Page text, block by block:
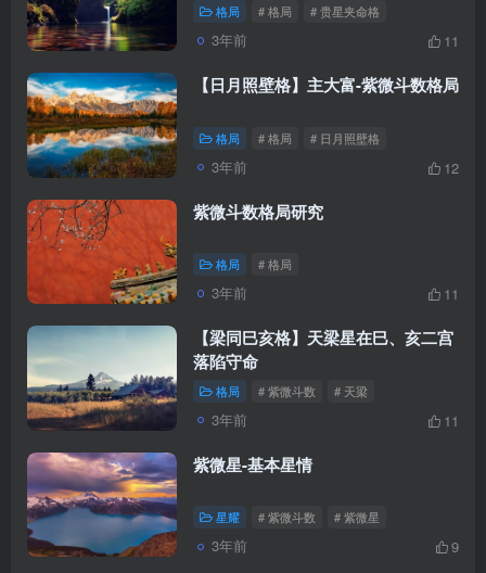
格局 # 格局 # 贵星夹命格
3年前 11
【日月照壁格】主大富-紫微斗数格局
格局 # 格局 # 日月照壁格
3年前 12
紫微斗数格局研究
格局 # 格局
3年前 11
【梁同巳亥格】天梁星在巳、亥二宫
落陷守命
格局 # 紫微斗数 # 天梁
3年前 11
紫微星-基本星情
星耀 # 紫微斗数 # 紫微星
3年前 9